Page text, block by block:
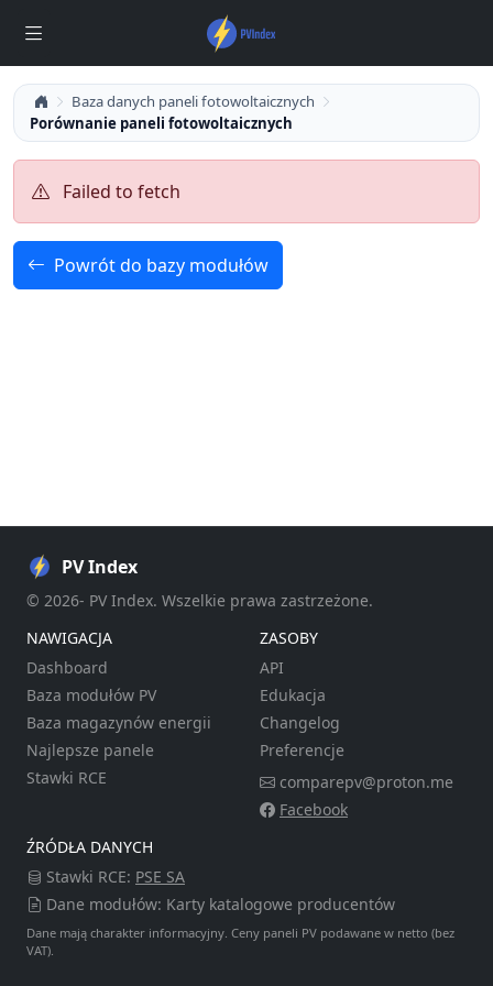
Baza danych paneli fotowoltaicznych
Porównanie paneli fotowoltaicznych
Failed to fetch
Powrót do bazy modułów
PV Index
© 2026- PV Index. Wszelkie prawa zastrzeżone.
NAWIGACJA
Dashboard
Baza modułów PV
Baza magazynów energii
Najlepsze panele
Stawki RCE
ZASOBY
API
Edukacja
Changelog
Preferencje
comparepv@proton.me
Facebook
ŹRÓDŁA DANYCH
Stawki RCE: PSE SA
Dane modułów: Karty katalogowe producentów
Dane mają charakter informacyjny. Ceny paneli PV podawane w netto (bez
VAT).